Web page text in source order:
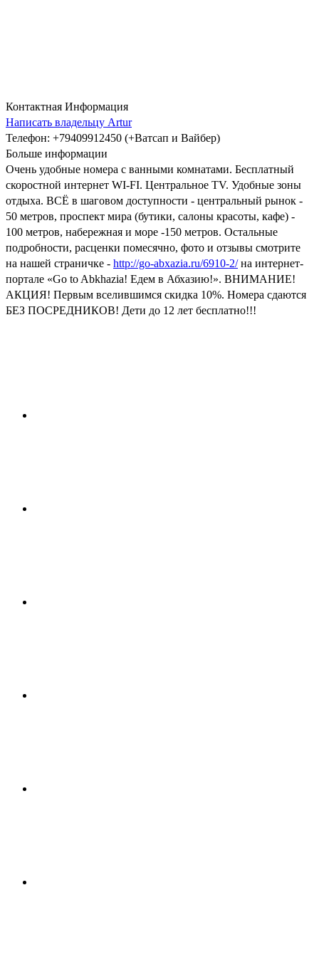
Контактная Информация
Написать владельцу Artur
Телефон: +79409912450 (+Ватсап и Вайбер)
Больше информации
Очень удобные номера с ванными комнатами. Бесплатный
скоростной интернет WI-FI. Центральное TV. Удобные зоны
отдыха. ВСЁ в шаговом доступности - центральный рынок -
50 метров, проспект мира (бутики, салоны красоты, кафе) -
100 метров, набережная и море -150 метров. Остальные
подробности, расценки помесячно, фото и отзывы смотрите
на нашей страничке - http://go-abxazia.ru/6910-2/на интернет-
портале «Go to Abkhazia! Едем в Абхазию!». ВНИМАНИЕ!
АКЦИЯ! Первым вселившимся скидка 10%. Номера сдаются
БЕЗ ПОСРЕДНИКОВ! Дети до 12 лет бесплатно!!!